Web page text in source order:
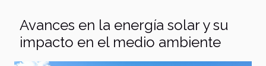
Avances en la energía solar y su
impacto en el medio ambiente